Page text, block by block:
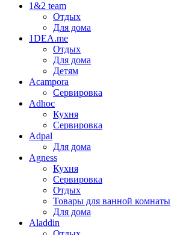
1&2 team
Отдых
Для дома
1DEA.me
Отдых
Для дома
Детям
Acampora
Сервировка
Adhoc
Кухня
Сервировка
Adpal
Для дома
Agness
Кухня
Сервировка
Отдых
Товары для ванной комнаты
Для дома
Aladdin